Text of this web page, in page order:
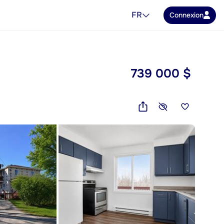
FR Connexion
739 000 $